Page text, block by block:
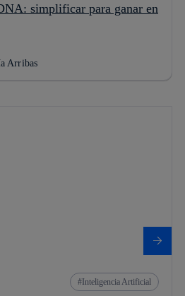
simplificar para ganar en
Arribas
Inteligencia Artificial